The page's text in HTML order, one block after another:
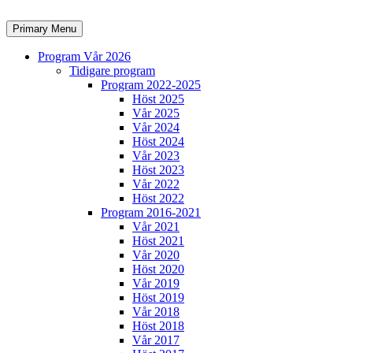
to
content
Search
Primary Menu
Program Vår 2026
Tidigare program
Program 2022-2025
Höst 2025
Vår 2025
Vår 2024
Höst 2024
Vår 2023
Höst 2023
Vår 2022
Höst 2022
Program 2016-2021
Vår 2021
Höst 2021
Vår 2020
Höst 2020
Vår 2019
Höst 2019
Vår 2018
Höst 2018
Vår 2017